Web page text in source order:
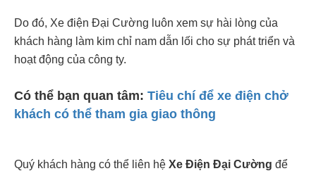
Do đó, Xe điện Đại Cường luôn xem sự hài lòng của
khách hàng làm kim chỉ nam dẫn lối cho sự phát triển và
hoạt động của công ty.
Có thể bạn quan tâm: Tiêu chí để xe điện chở
khách có thể tham gia giao thông
Quý khách hàng có thể liên hệ Xe Điện Đại Cường để